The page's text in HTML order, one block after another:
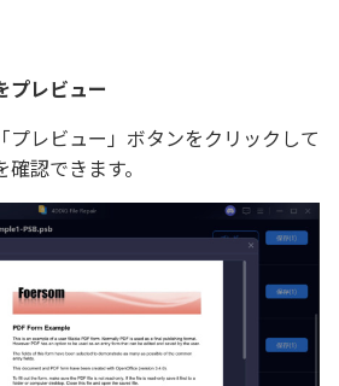
プレビュー
プレビュー」ボタンをクリックして
認できます。